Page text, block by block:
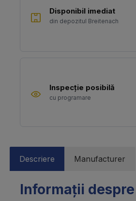
Disponibil imediat
din depozitul Breitenach
Inspecție posibilă
cu programare
Descriere Manufacturer
Informații